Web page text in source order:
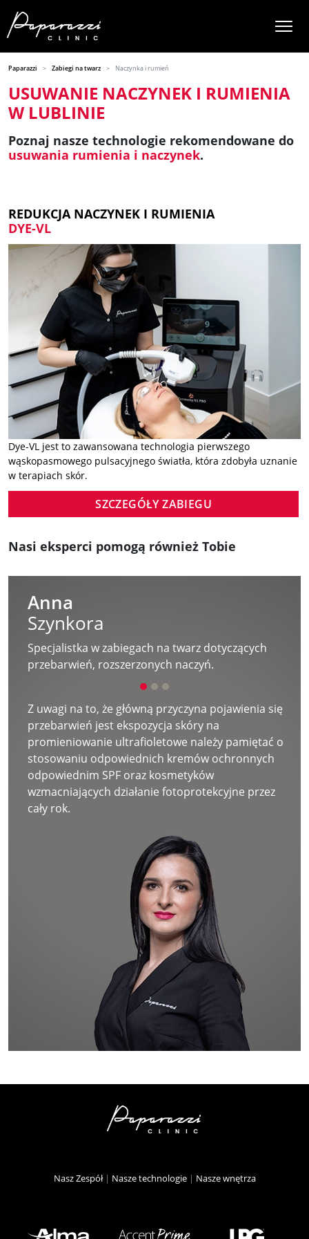
Paparazzi Zabiegi na twarz Naczynka i rumień
USUWANIE NACZYNEK I RUMIENIA
W LUBLINIE
Poznaj nasze technologie rekomendowane do
usuwania rumienia i naczynek.
REDUKCJA NACZYNEK I RUMIENIA
DYE-VL
Dye-VL jest to zawansowana technologia pierwszego
wąskopasmowego pulsacyjnego światła, która zdobyła uznanie
w terapiach skór.
SZCZEGÓŁY ZABIEGU
Nasi eksperci pomogą również Tobie
Anna
Szynkora
Specjalistka w zabiegach na twarz dotyczących
przebarwień, rozszerzonych naczyń.
Z uwagi na to, że główną przyczyna pojawienia się
przebarwień jest ekspozycja skóry na
promieniowanie ultrafioletowe należy pamiętać o
stosowaniu odpowiednich kremów ochronnych
odpowiednim SPF oraz kosmetyków
wzmacniających działanie fotoprotekcyjne przez
cały rok.
Nasz Zespół| Nasze technologie| Nasze wnętrza